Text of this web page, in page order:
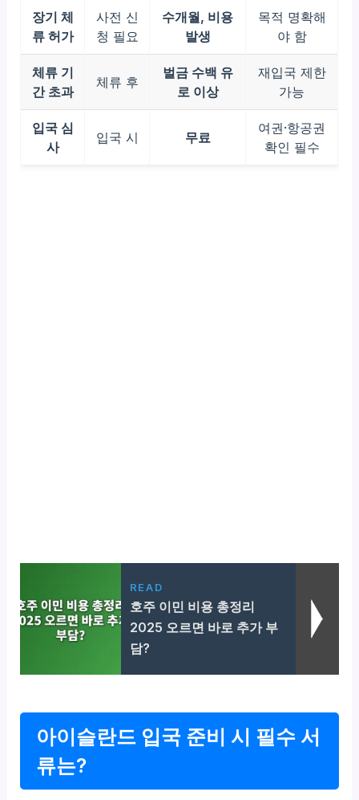
장기 체
류 허가
사전 신
청 필요
수개월, 비용
발생
목적 명확해
야 함
체류 기
간 초과
체류 후
벌금 수백 유
로 이상
재입국 제한
가능
입국 심
사
입국 시 무료
여권·항공권
확인 필수
READ
호주 이민 비용 총정리
2025 오르면 바로 추가 부
담?
아이슬란드 입국 준비 시 필수 서
류는?